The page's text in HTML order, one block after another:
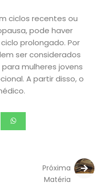
ciclos recentes ou
pode haver
prolongado. Por
ser considerados
mulheres jovens
A partir disso, o
Próxima
Matéria